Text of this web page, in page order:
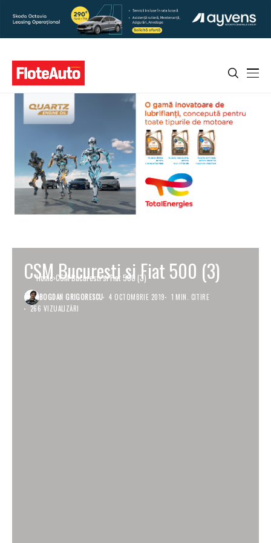
Home CSM Bucuresti si Fiat 500 (3)
CSM Bucuresti si Fiat 500 (3)
BOGDAN GRIGORESCU 4 OCTOMBRIE 2019
1 MIN. CITIRE
266 VIZUALIZĂRI